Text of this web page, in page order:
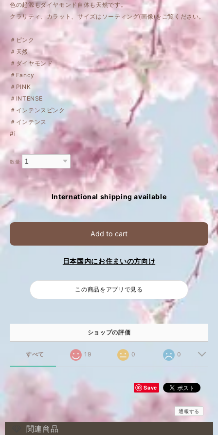
色の起源もダイヤモンド自体も天然です。
クラリティ、カラット、サイズはソーティング(画像)をご覧ください。
＃ピンク
＃天然
＃ダイヤモンド
＃Fancy
＃PINK
＃INTENSE
＃インテンスピンク
＃インテンス
#i
数量
International shipping available
Add to cart
日本国内にお住まいの方向け
この商品をアプリで見る
ショップの評価
すべて 19 0 0
Save
通報する
関連商品